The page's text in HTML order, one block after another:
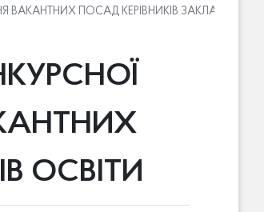
ВАКАНТНИХ ПОСАД КЕРІВНИКІВ ЗАКЛАДІВ
ОСВІТИ